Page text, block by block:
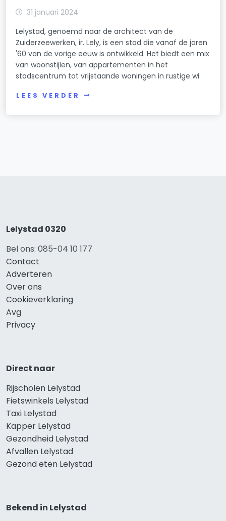
31 januari 2024
Lelystad, genoemd naar de architect van de
Zuiderzeewerken, ir. Lely, is een stad die vanaf de jaren
'60 van de vorige eeuw is ontwikkeld. Het biedt een mix
van woonstijlen, van appartementen in het
stadscentrum tot vrijstaande woningen in rustige wi
LEES VERDER
Lelystad 0320
Bel ons: 085-04 10 177
Contact
Adverteren
Over ons
Cookieverklaring
Avg
Privacy
Direct naar
Rijscholen Lelystad
Fietswinkels Lelystad
Taxi Lelystad
Kapper Lelystad
Gezondheid Lelystad
Afvallen Lelystad
Gezond eten Lelystad
Bekend in Lelystad